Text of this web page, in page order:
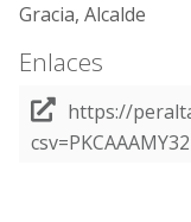
Gracia, Alcalde
Enlaces
https://